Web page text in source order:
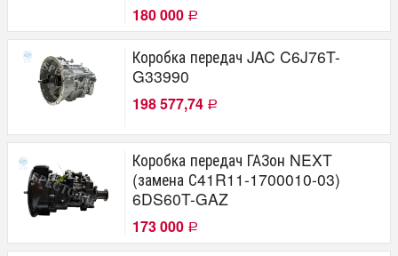
180 000 Р
Коробка передач JAC C6J76T-
G33990
198 577,74 Р
Коробка передач ГАЗон NEXT
(замена С41R11-1700010-03)
6DS60T-GAZ
173 000 Р